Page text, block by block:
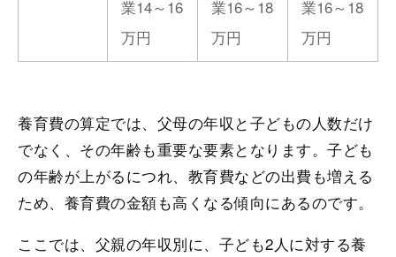
業14～16
万円
業16～18
万円
業16～18
万円
養育費の算定では、父母の年収と子どもの人数だけ
でなく、その年齢も重要な要素となります。子ども
の年齢が上がるにつれ、教育費などの出費も増える
ため、養育費の金額も高くなる傾向にあるのです。
ここでは、父親の年収別に、子ども2人に対する養